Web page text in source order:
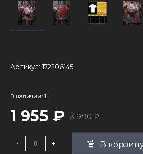
Артикул: 172206145
В наличии: 1
1 955 ₽ 3 990 ₽
- + В